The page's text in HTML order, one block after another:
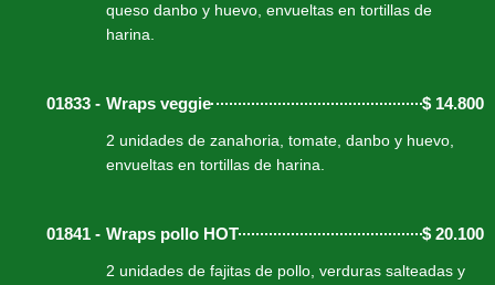
queso danbo y huevo, envueltas en tortillas de
harina.
01833 - Wraps veggie $14.800
2 unidades de zanahoria, tomate, danbo y huevo,
envueltas en tortillas de harina.
01841 - Wraps pollo HOT $20.100
2 unidades de fajitas de pollo, verduras salteadas y